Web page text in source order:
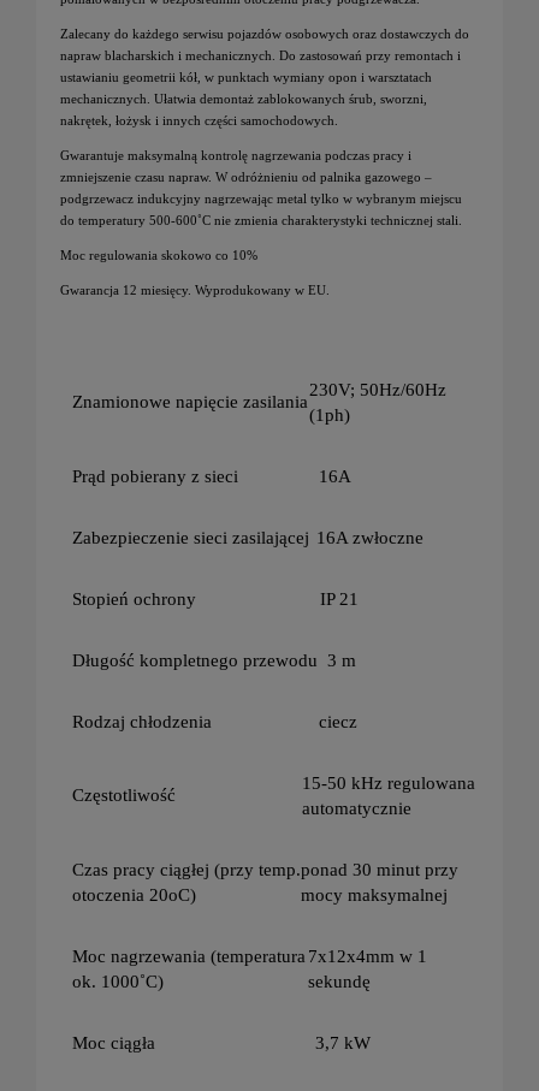
Zalecany do każdego serwisu pojazdów osobowych oraz dostawczych do
napraw blacharskich i mechanicznych. Do zastosowań przy remontach i
ustawianiu geometrii kół, w punktach wymiany opon i warsztatach
mechanicznych. Ułatwia demontaż zablokowanych śrub, sworzni,
nakrętek, łożysk i innych części samochodowych.
Gwarantuje maksymalną kontrolę nagrzewania podczas pracy i
zmniejszenie czasu napraw. W odróżnieniu od palnika gazowego –
podgrzewacz indukcyjny nagrzewając metal tylko w wybranym miejscu
do temperatury 500-600˚C nie zmienia charakterystyki technicznej stali.
Moc regulowania skokowo co 10%
Gwarancja 12 miesięcy. Wyprodukowany w EU.
Znamionowe napięcie zasilania
230V; 50Hz/60Hz
(1ph)
Prąd pobierany z sieci 16A
Zabezpieczenie sieci zasilającej 16A zwłoczne
Stopień ochrony IP 21
Długość kompletnego przewodu 3 m
Rodzaj chłodzenia ciecz
Częstotliwość
15-50 kHz regulowana
automatycznie
Czas pracy ciągłej (przy temp.
otoczenia 20oC)
ponad 30 minut przy
mocy maksymalnej
Moc nagrzewania (temperatura
ok. 1000˚C)
7x12x4mm w 1
sekundę
Moc ciągła 3,7 kW